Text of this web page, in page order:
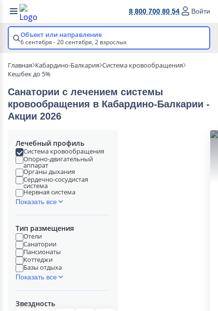
8 800 700 80 54 Войти
Объект или направление
6 сентября - 20 сентября, 2 взрослых
Главная Кабардино-Балкария Система кровообращения
Кешбек до 5%
Санатории с лечением системы
кровообращения в Кабардино-Балкарии -
Акции 2026
Лечебный профиль
Система кровообращения
Опорно-двигательный
аппарат
Органы дыхания
Сердечно-сосудистая
система
Нервная система
Показать все
Тип размещения
Отели
Санатории
Пансионаты
Коттеджи
Базы отдыха
Показать все
Звездность